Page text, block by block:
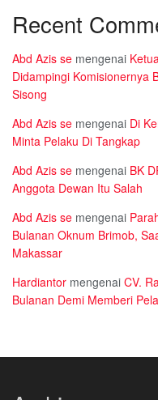
Recent
Abd Azis se mengenai
Didampingi Komisionernya
Sisong
Abd Azis se mengenai Di
Minta Pelaku Di Tangkap
Abd Azis se mengenai BK
Anggota Dewan Itu Salah
Abd Azis se mengenai
Bulanan Oknum Brimob,
Makassar
Hardiantor mengenai CV.
Bulanan Demi Memberi